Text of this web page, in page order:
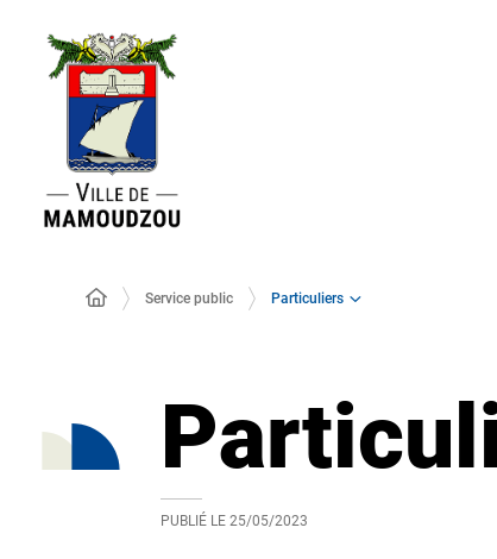
Service public Particuliers
PUBLIÉ LE 25/05/2023